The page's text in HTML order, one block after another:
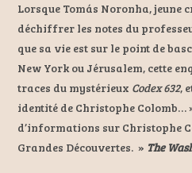
Lorsque Tomás Noronha, jeune
déchiffrer les notes du
que sa vie est sur le point de
New York ou Jérusalem, cette
traces du mystérieux Codex 632,
identité de Christophe Colomb…
d’informations sur Christophe
Grandes Découvertes. » The